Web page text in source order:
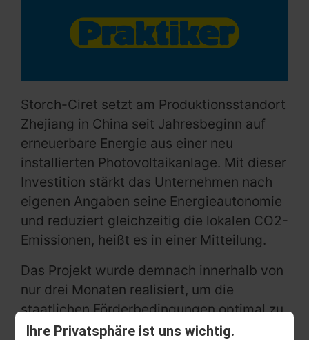
Ihre Privatsphäre ist uns wichtig.
Storch-Ciret setzt am Produktionsstandort
Zhejiang in China seit Jahresbeginn auf
erneuerbare Energie aus einer neu
installierten Photovoltaikanlage. Mit dieser
Investition stärkt das Unternehmen nach
eigenen Angaben seine Energieautonomie
und reduziert gleichzeitig die lokalen CO2-
Emissionen, heißt es in einer Mitteilung.
Das Projekt wurde demnach innerhalb von
nur drei Monaten realisiert, um die
staatlichen Förderbedingungen optimal zu
nutzen. Die Photovoltaikanlage erreicht